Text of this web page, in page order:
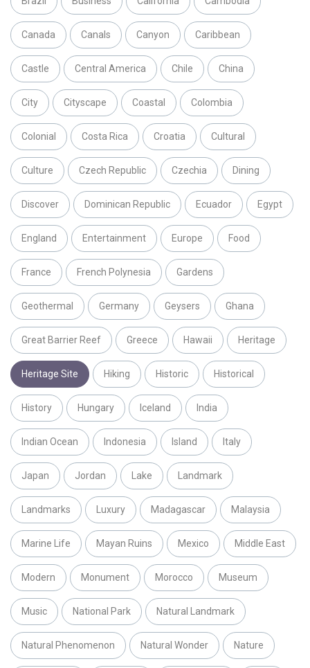
Canada Canals Canyon Caribbean
Castle Central America Chile China
City Cityscape Coastal Colombia
Colonial Costa Rica Croatia Cultural
Culture Czech Republic Czechia Dining
Discover Dominican Republic Ecuador Egypt
England Entertainment Europe Food
France French Polynesia Gardens
Geothermal Germany Geysers Ghana
Great Barrier Reef Greece Hawaii Heritage
Heritage Site Hiking Historic Historical
History Hungary Iceland India
Indian Ocean Indonesia Island Italy
Japan Jordan Lake Landmark
Landmarks Luxury Madagascar Malaysia
Marine Life Mayan Ruins Mexico Middle East
Modern Monument Morocco Museum
Music National Park Natural Landmark
Natural Phenomenon Natural Wonder Nature